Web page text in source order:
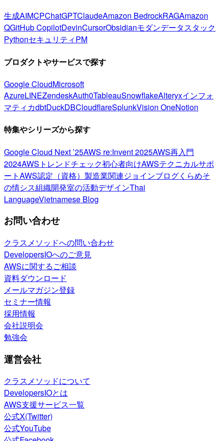
生成AIMCPChatGPTClaudeAmazon BedrockRAGAmazon
QGitHub CopilotDevinCursorObsidianモダンデータスタック
PythonセキュリティPM
プロダクトやサービスで探す
Google CloudMicrosoft
AzureLINEZendeskAuth0TableauSnowflakeAlteryxインフォ
マティカdbtDuckDBCloudflareSplunkVision OneNotion
特集やシリーズから探す
Google Cloud Next ’25AWS re:Invent 2025AWS再入門
2024AWSトレンドチェック初心者向けAWSテクニカルサポ
ートAWS認定（資格） 製造業関連ジョインブログくらめそ
の情シス組織開発室の活動デザインThai
LanguageVietnamese Blog
お問い合わせ
クラスメソッドへの問い合わせ
DevelopersIOへのご意見
AWSに関するご相談
資料ダウンロード
メールマガジン登録
セミナー情報
採用情報
会社説明会
勉強会
運営会社
クラスメソッドについて
DevelopersIOとは
AWS支援サービス一覧
公式X(Twitter)
公式YouTube